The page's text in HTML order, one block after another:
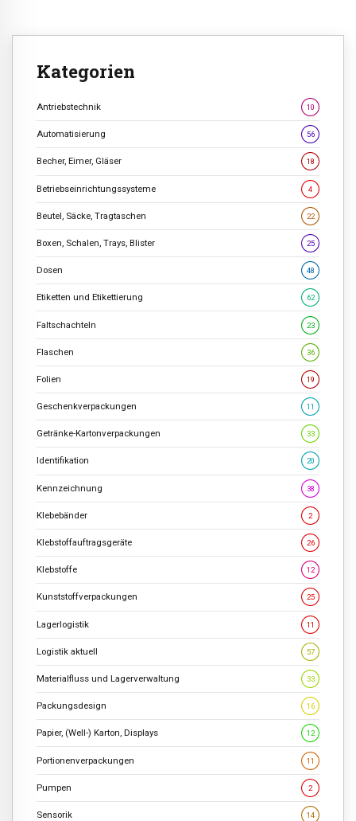
Kategorien
Antriebstechnik 10
Automatisierung 56
Becher, Eimer, Gläser 18
Betriebseinrichtungssysteme 4
Beutel, Säcke, Tragtaschen 22
Boxen, Schalen, Trays, Blister 25
Dosen 48
Etiketten und Etikettierung 62
Faltschachteln 23
Flaschen 36
Folien 19
Geschenkverpackungen 11
Getränke-Kartonverpackungen 33
Identifikation 20
Kennzeichnung 38
Klebebänder 2
Klebstoffauftragsgeräte 26
Klebstoffe 12
Kunststoffverpackungen 25
Lagerlogistik 11
Logistik aktuell 57
Materialfluss und Lagerverwaltung 33
Packungsdesign 16
Papier, (Well-) Karton, Displays 12
Portionenverpackungen 11
Pumpen 2
Sensorik 14